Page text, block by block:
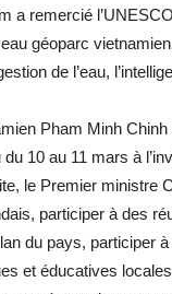
a remercié
géoparc
de l’eau,
Pham Minh
10 au 11 mars à
le Premier ministre
participer à des
du pays, participer
et éducatives